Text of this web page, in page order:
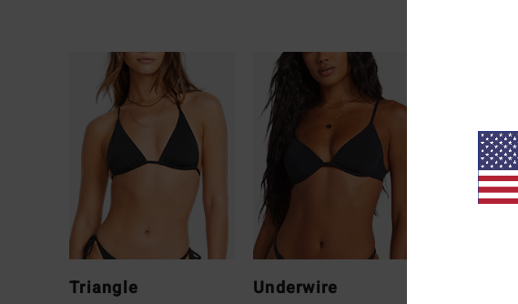
Triangle Underwire